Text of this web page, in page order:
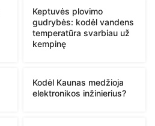
Keptuvės plovimo
gudrybės: kodėl vandens
temperatūra svarbiau už
kempinę
Kodėl Kaunas medžioja
elektronikos inžinierius?